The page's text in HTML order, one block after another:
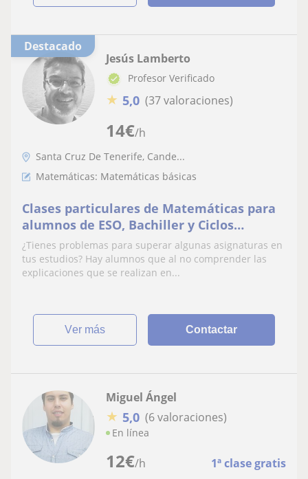
Destacado
14€/h
Jesús Lamberto
Profesor Verificado
★ 5,0 (37 valoraciones)
Santa Cruz De Tenerife, Cande...
Matemáticas: Matemáticas básicas
Clases particulares de Matemáticas para
alumnos de ESO, Bachiller y Ciclos
Formativos de FP
¿Tienes problemas para superar algunas asignaturas en
tus estudios? Hay alumnos que al no comprender las
explicaciones que se realizan en...
ver más Contactar
12€/h 1ª clase gratis
Miguel Ángel
★ 5,0 (6 valoraciones)
En línea